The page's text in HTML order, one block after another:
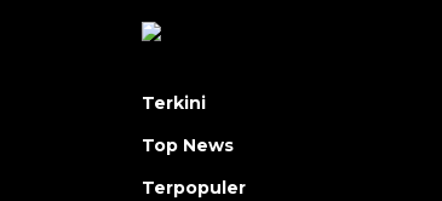
Terkini
Top News
Terpopuler